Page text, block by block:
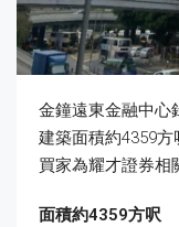
金鐘遠東金融中心
建築面積約4359方
買家為耀才證券相
面積約4359方呎